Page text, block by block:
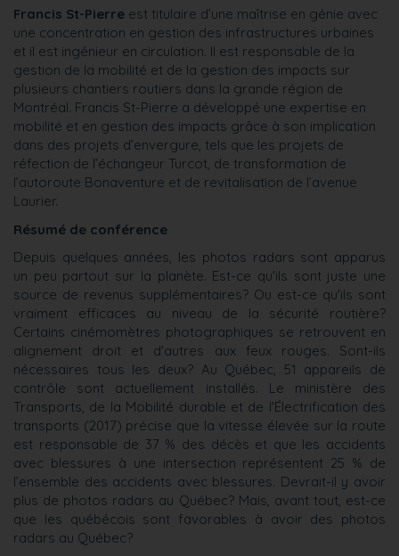
Francis St-Pierre est titulaire d’une maîtrise en génie avec
une concentration en gestion des infrastructures urbaines
et il est ingénieur en circulation. Il est responsable de la
gestion de la mobilité et de la gestion des impacts sur
plusieurs chantiers routiers dans la grande région de
Montréal. Francis St-Pierre a développé une expertise en
mobilité et en gestion des impacts grâce à son implication
dans des projets d’envergure, tels que les projets de
réfection de l’échangeur Turcot, de transformation de
l’autoroute Bonaventure et de revitalisation de l’avenue
Laurier.
Résumé de conférence
Depuis quelques années, les photos radars sont apparus
un peu partout sur la planète. Est-ce qu'ils sont juste une
source de revenus supplémentaires? Ou est-ce qu'ils sont
vraiment efficaces au niveau de la sécurité routière?
Certains cinémomètres photographiques se retrouvent en
alignement droit et d'autres aux feux rouges. Sont-ils
nécessaires tous les deux? Au Québec, 51 appareils de
contrôle sont actuellement installés. Le ministère des
Transports, de la Mobilité durable et de l'Électrification des
transports (2017) précise que la vitesse élevée sur la route
est responsable de 37 % des décès et que les accidents
avec blessures à une intersection représentent 25 % de
l’ensemble des accidents avec blessures. Devrait-il y avoir
plus de photos radars au Québec? Mais, avant tout, est-ce
que les québécois sont favorables à avoir des photos
radars au Québec?